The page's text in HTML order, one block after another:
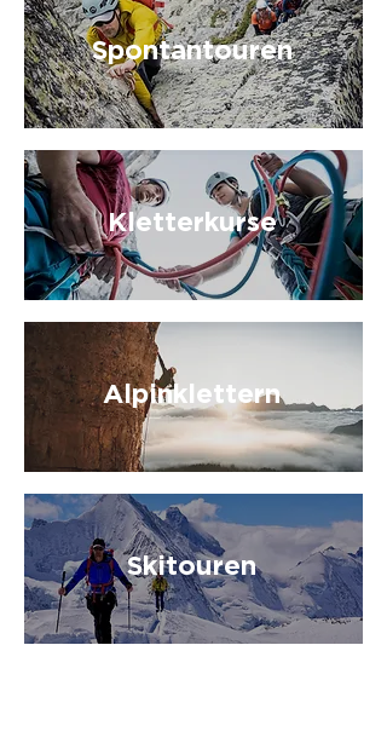
Spontantouren
Kletterkurse
Alpinklettern
Skitouren